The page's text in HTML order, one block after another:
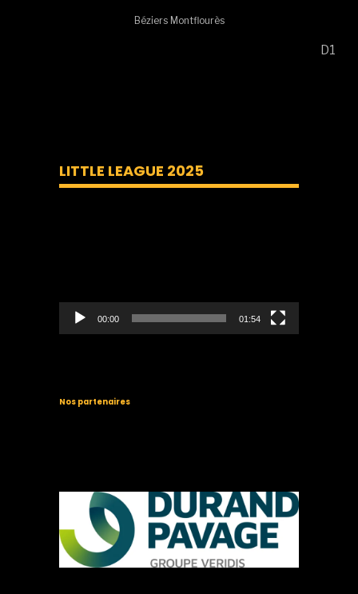
Béziers Montflourès
D1
LITTLE LEAGUE 2025
00:00 01:54
Nos partenaires